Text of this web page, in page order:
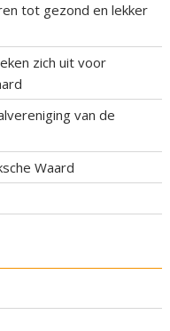
tot gezond en lekker
zich uit voor
van de
Waard